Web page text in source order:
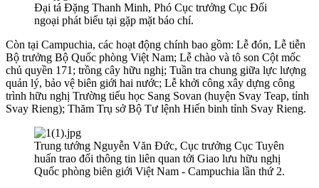
Đại tá Đặng Thanh Minh, Phó Cục trưởng Cục Đối
ngoại phát biểu tại gặp mặt báo chí.
Còn tại Campuchia, các hoạt động chính bao gồm: Lễ đón, Lễ tiễn
Bộ trưởng Bộ Quốc phòng Việt Nam; Lễ chào và tô son Cột mốc
chủ quyền 171; trồng cây hữu nghị; Tuần tra chung giữa lực lượng
quản lý, bảo vệ biên giới hai nước; Lễ khởi công xây dựng công
trình hữu nghị Trường tiểu học Sang Sovan (huyện Svay Teap, tỉnh
Svay Rieng); Thăm Trụ sở Bộ Tư lệnh Hiến binh tỉnh Svay Rieng.
Trung tướng Nguyễn Văn Đức, Cục trưởng Cục Tuyên
huấn trao đổi thông tin liên quan tới Giao lưu hữu nghị
Quốc phòng biên giới Việt Nam - Campuchia lần thứ 2.